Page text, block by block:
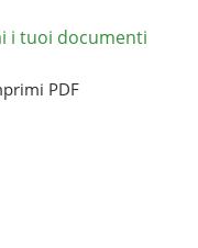
i tuoi documenti
PDF